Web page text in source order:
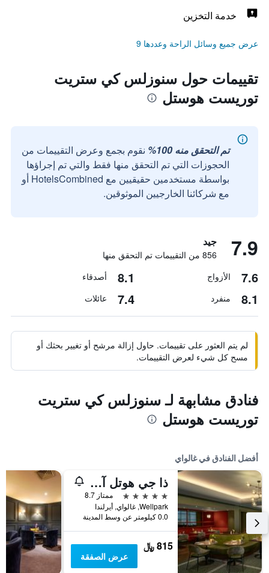
خدمة التخزين
عرض جميع وسائل الراحة وعددها 9
تقييمات حول سنوزلس كي ستريت
توريست هوستل
تم التحقق منه 100%
نقوم بجمع وعرض التقييمات من
الحجوزات التي تم التحقق منها فقط والتي تم إجراؤها
بواسطة مستخدمين حقيقيين مع HotelsCombined أو
مع شركائنا الخارجيين الموثوقين.
7.9 جيد
856 من التقييمات تم التحقق منها
7.6 الأزواج 8.1 أصدقاء
8.1 منفرد 7.4 عائلات
لم يتم العثور على تقييمات. حاول إزالة مرشح أو تغيير بحثك أو
مسح كل شيء لعرض التقييمات.
فنادق مشابهة لـ سنوزلس كي ستريت
توريست هوستل
أفضل الفنادق في غالواي
ذا جي هوتل آند سبا
5 نجوم
ممتاز 8.7
Wellpark, غالواي, أيرلندا
0.0 كيلومتر عن وسط المدينة
815 ﷼
عرض الصفقة